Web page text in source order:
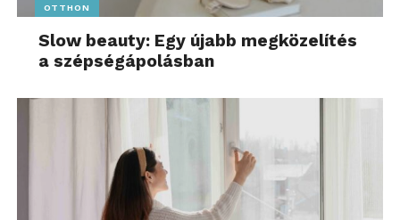
OTTHON
Slow beauty: Egy újabb megközelítés
a szépségápolásban